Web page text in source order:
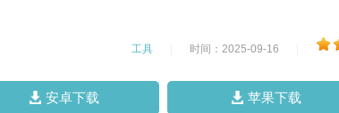
工具 时间：2025-09-16
安卓下载 苹果下载